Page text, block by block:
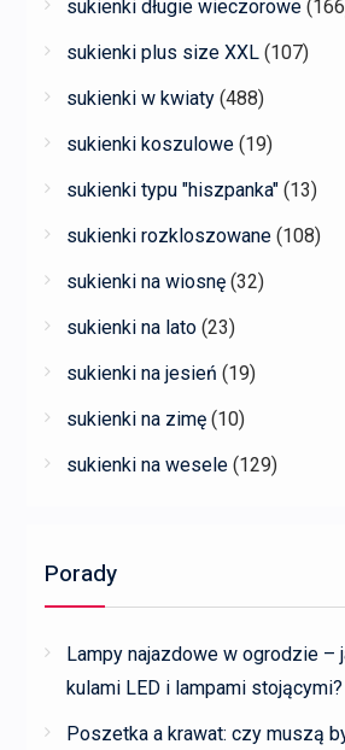
sukienki długie wieczorowe
sukienki plus size XXL (107)
sukienki w kwiaty (488)
sukienki koszulowe (19)
sukienki typu "hiszpanka" (13)
sukienki rozkloszowane (108)
sukienki na wiosnę (32)
sukienki na lato (23)
sukienki na jesień (19)
sukienki na zimę (10)
sukienki na wesele (129)
Porady
Lampy najazdowe w ogrodzie –
kulami LED i lampami stojącymi?
Poszetka a krawat: czy muszą